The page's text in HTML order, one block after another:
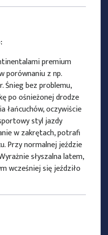
premium
porównaniu z np.
Śnieg bez problemu,
po ośnieżonej drodze
łańcuchów, oczywiście
styl jazdy
w zakrętach, potrafi
Przy normalnej jeździe
słyszalna latem,
wcześniej się jeździło